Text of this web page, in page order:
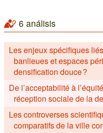
6 análisis
Les enjeux spécifiques
banlieues et espaces
densification douce ?
De l’acceptabilité à
réception sociale de la
Les controverses
comparatifs de la ville